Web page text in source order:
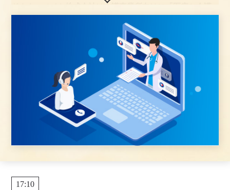
看護師や医師に相談できるオンライン医療相談と夜間オン
コール代行で24時間365日 医療サービスを提供します。
17:10